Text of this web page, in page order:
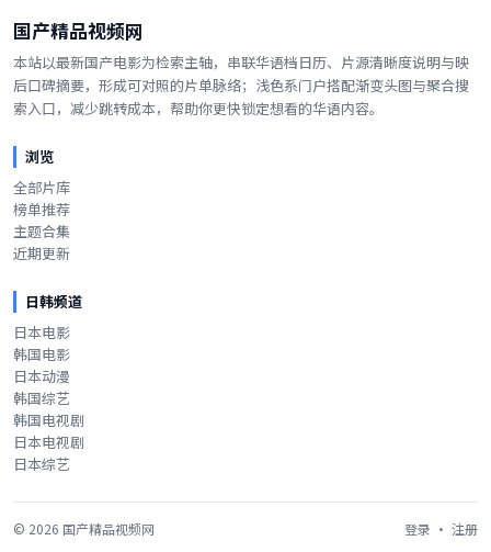
国产精品视频网
本站以最新国产电影为检索主轴，串联华语档日历、片源清晰度说明与映
后口碑摘要，形成可对照的片单脉络；浅色系门户搭配渐变头图与聚合搜
索入口，减少跳转成本，帮助你更快锁定想看的华语内容。
浏览
全部片库
榜单推荐
主题合集
近期更新
日韩频道
日本电影
韩国电影
日本动漫
韩国综艺
韩国电视剧
日本电视剧
日本综艺
© 2026 国产精品视频网 登录 · 注册